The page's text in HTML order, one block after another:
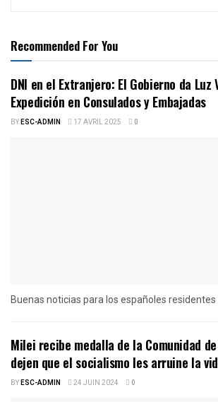
Recommended For You
DNI en el Extranjero: El Gobierno da Luz
Expedición en Consulados y Embajadas
BYESC-ADMIN 17 AVRIL 2025 0
Buenas noticias para los españoles
Milei recibe medalla de la Comunidad
dejen que el socialismo les arruine la
BYESC-ADMIN 24 JUIN 2024 0